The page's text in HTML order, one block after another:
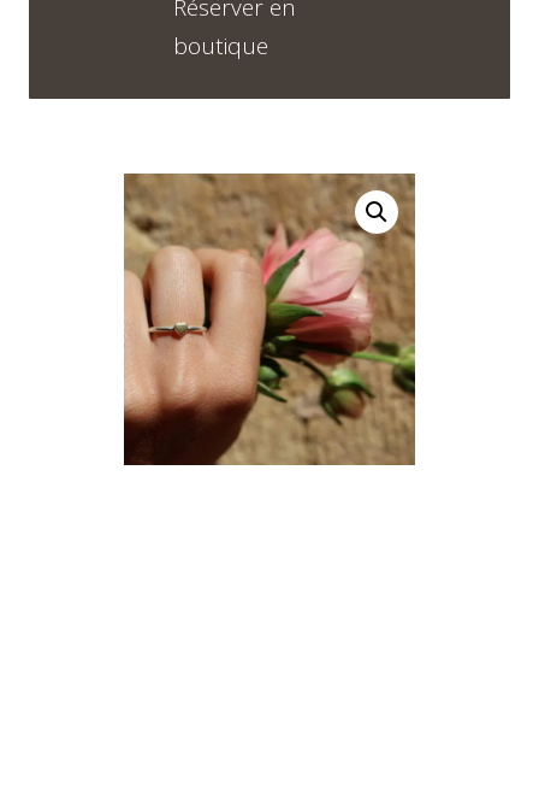
DU LUNDI AU VENDREDI
09H30 – 12H30 ET 13H30 – 18H30
09h00 – 17h00
Neuchâtel : +41 32 724 71 24
Chaux-de-Fonds :+41 32 968 13 28
Réserver en
boutique